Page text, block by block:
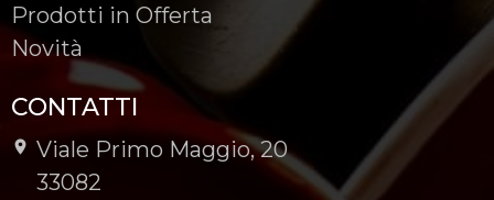
Prodotti in Offerta
Novità
CONTATTI
Viale Primo Maggio, 20
-
33082